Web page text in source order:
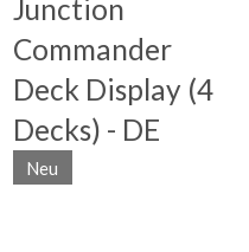
Junction
Commander
Deck Display (4
Decks) - DE
Neu